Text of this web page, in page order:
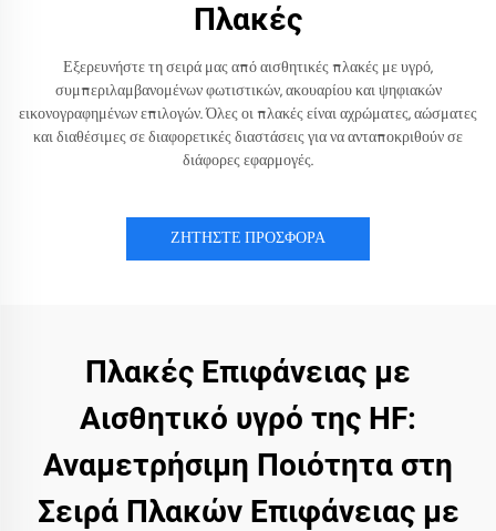
Πλακές
Εξερευνήστε τη σειρά μας από αισθητικές πλακές με υγρό,
συμπεριλαμβανομένων φωτιστικών, ακουαρίου και ψηφιακών
εικονογραφημένων επιλογών. Όλες οι πλακές είναι αχρώματες, αώσματες
και διαθέσιμες σε διαφορετικές διαστάσεις για να ανταποκριθούν σε
διάφορες εφαρμογές.
ΖΗΤΗΣΤΕ ΠΡΟΣΦΟΡΑ
Πλακές Επιφάνειας με
Αισθητικό υγρό της HF:
Αναμετρήσιμη Ποιότητα στη
Σειρά Πλακών Επιφάνειας με